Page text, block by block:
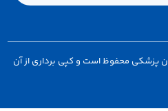
محفوظ است و کپی برداری از آن